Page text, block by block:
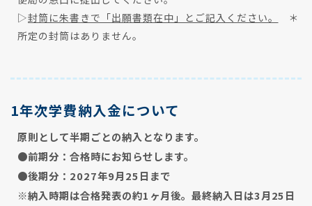
▷封筒に朱書きで「出願書類在中」とご記入ください。
＊
所定の封筒はありません。
1年次学費納入金について
原則として半期ごとの納入となります。
●前期分：合格時にお知らせします。
●後期分：2027年9月25日まで
※納入時期は合格発表の約1ヶ月後。最終納入日は3月25日